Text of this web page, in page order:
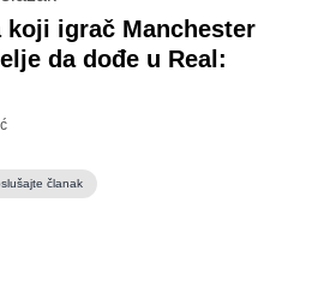
igrač Manchester
da dođe u Real:
članak